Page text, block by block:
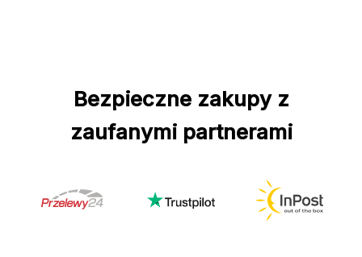
Bezpieczne zakupy z
zaufanymi partnerami